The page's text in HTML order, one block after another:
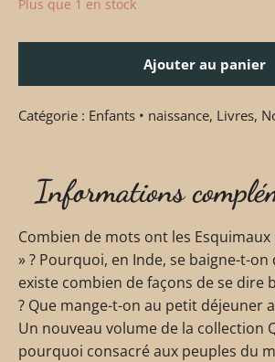
Plus que 1 en stock
Ajouter au panier
Catégorie : Enfants • naissance, Livres,
Informations
Combien de mots ont les
» ? Pourquoi, en Inde, se baigne-t-on
existe combien de façons de se dire
? Que mange-t-on au petit déjeuner
Un nouveau volume de la collection
pourquoi consacré aux peuples du